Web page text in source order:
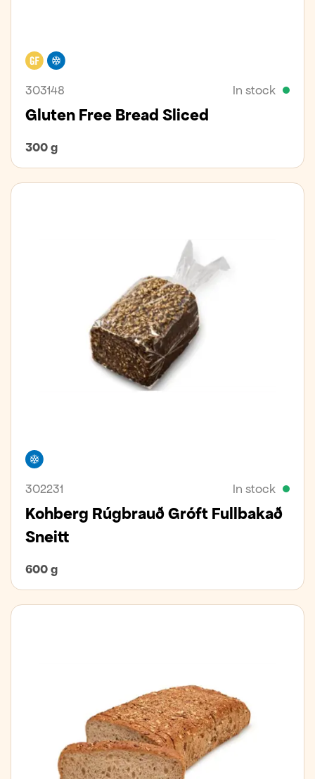
Gluten free
303148 In stock
Gluten Free Bread Sliced
300 g
302231 In stock
Kohberg Rúgbrauð Gróft Fullbakað
Sneitt
600 g